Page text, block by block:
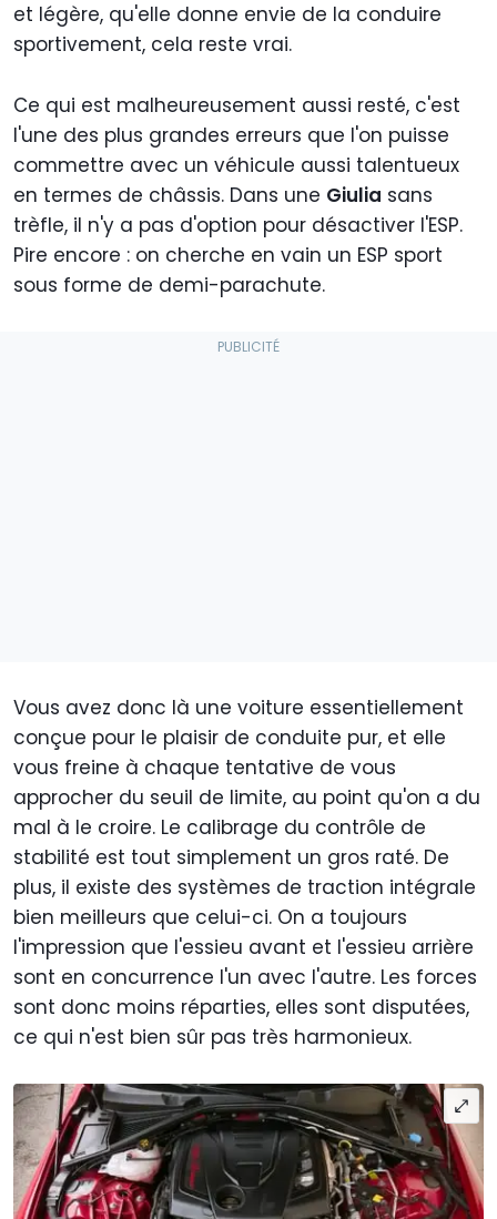
et légère, qu'elle donne envie de la conduire
sportivement, cela reste vrai.
Ce qui est malheureusement aussi resté, c'est
l'une des plus grandes erreurs que l'on puisse
commettre avec un véhicule aussi talentueux
en termes de châssis. Dans une Giulia sans
trèfle, il n'y a pas d'option pour désactiver l'ESP.
Pire encore : on cherche en vain un ESP sport
sous forme de demi-parachute.
Vous avez donc là une voiture essentiellement
conçue pour le plaisir de conduite pur, et elle
vous freine à chaque tentative de vous
approcher du seuil de limite, au point qu'on a du
mal à le croire. Le calibrage du contrôle de
stabilité est tout simplement un gros raté. De
plus, il existe des systèmes de traction intégrale
bien meilleurs que celui-ci. On a toujours
l'impression que l'essieu avant et l'essieu arrière
sont en concurrence l'un avec l'autre. Les forces
sont donc moins réparties, elles sont disputées,
ce qui n'est bien sûr pas très harmonieux.